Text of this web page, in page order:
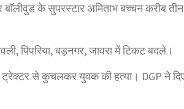
के सुपरस्टार अमिताभ बच्चन करीब
पिपरिया, बड़नगर, जावरा में टिकट बदले।
से कुचलकर युवक की हत्या। DGP ने दिए